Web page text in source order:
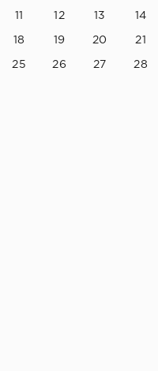
11 12 13 14
18 19 20 21
25 26 27 28